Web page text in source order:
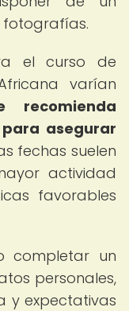
el curso de
varían
recomienda
asegurar
fechas suelen
actividad
favorables
completar un
personales,
y expectativas